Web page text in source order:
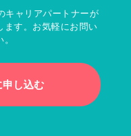
キャリアパートナーが
ます。お気軽にお問い
し込む